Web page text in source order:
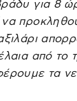
για 8
από το
τα